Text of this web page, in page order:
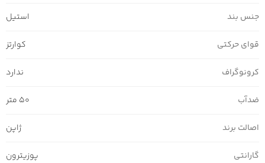
جنس بند استیل
قوای حرکتی کوارتز
کرونوگراف ندارد
ضدآب 50 متر
اصالت برند ژاپن
گارانتی پوزیترون